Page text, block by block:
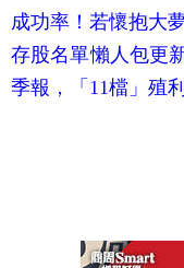
成功率！若懷抱大
存股名單懶人包更
季報，「11檔」殖